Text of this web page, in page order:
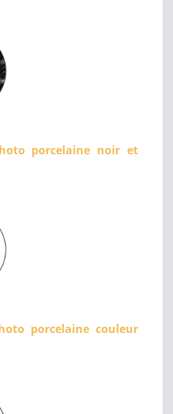
porcelaine noir et
porcelaine couleur